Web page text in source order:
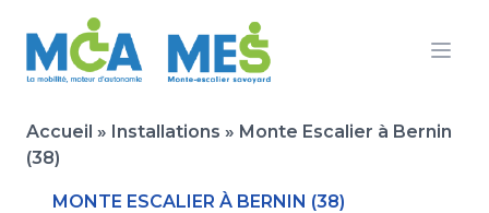
Accueil » Installations » Monte Escalier à Bernin
(38)
MONTE ESCALIER À BERNIN (38)